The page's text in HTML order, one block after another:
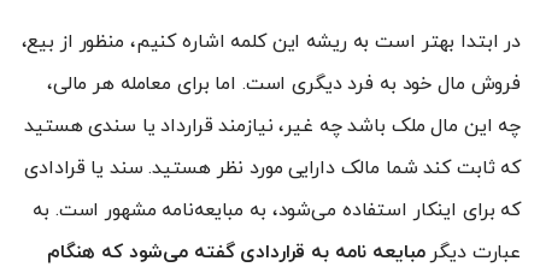
در ابتدا بهتر است به ریشه این کلمه اشاره کنیم، منظور از بیع،
فروش مال خود به فرد دیگری است. اما برای معامله هر مالی،
چه این مال ملک باشد چه غیر، نیازمند قرارداد یا سندی هستید
که ثابت کند شما مالک دارایی مورد نظر هستید. سند یا قرادادی
که برای اینکار استفاده می‌شود، به مبایعه‌نامه مشهور است. به
عبارت دیگرمبایعه‌ نامه به قراردادی گفته می‌شود که هنگام